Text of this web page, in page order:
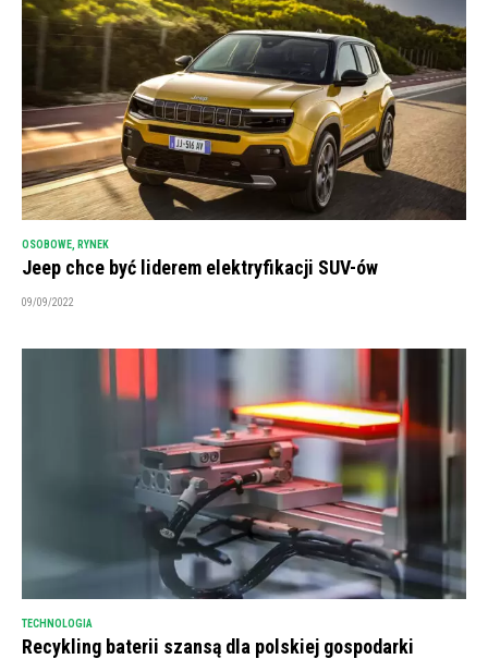
OSOBOWE, RYNEK
Jeep chce być liderem elektryfikacji SUV-ów
09/09/2022
TECHNOLOGIA
Recykling baterii szansą dla polskiej gospodarki